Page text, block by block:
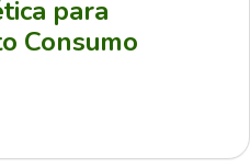
para
Consumo